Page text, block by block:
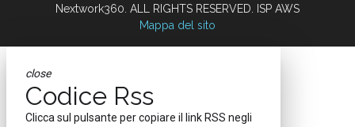
Nextwork360. ALL RIGHTS RESERVED. ISP AWS
Mappa del sito
close
Codice Rss
Clicca sul pulsante per copiare il link RSS negli